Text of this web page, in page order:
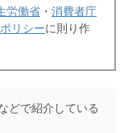
労働省 ・ 消費者庁
リシーに則り作
どで紹介している